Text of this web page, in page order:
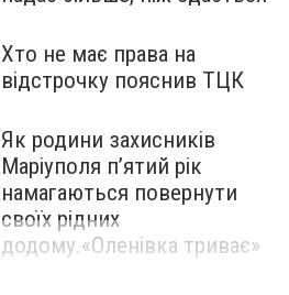
Хто не має права на
відстрочку пояснив ТЦК
Як родини захисників
Маріуполя пʼятий рік
намагаються повернути
своїх рідних
додому.«Оленівка триває»